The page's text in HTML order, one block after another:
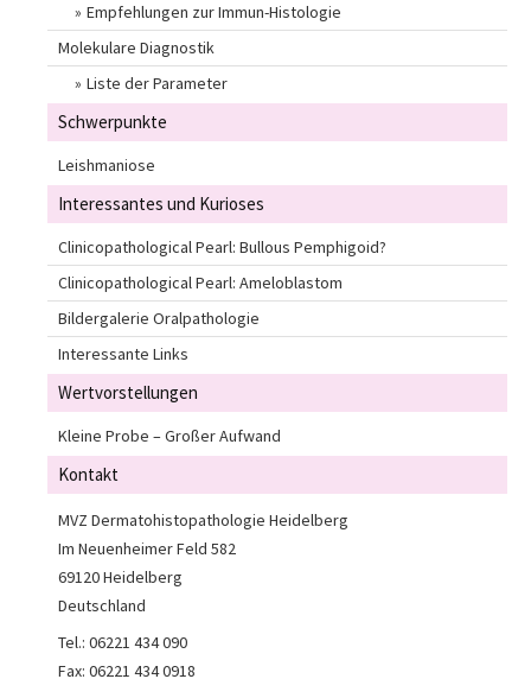
Empfehlungen zur Immun-Histologie
Molekulare Diagnostik
Liste der Parameter
Schwerpunkte
Leishmaniose
Interessantes und Kurioses
Clinicopathological Pearl: Bullous Pemphigoid?
Clinicopathological Pearl: Ameloblastom
Bildergalerie Oralpathologie
Interessante Links
Wertvorstellungen
Kleine Probe – Großer Aufwand
Kontakt
MVZ Dermatohistopathologie Heidelberg
Im Neuenheimer Feld 582
69120 Heidelberg
Deutschland
Tel.: 06221 434 090
Fax: 06221 434 0918